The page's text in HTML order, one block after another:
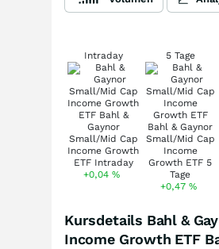
Intraday
+0,04%
5 Tage
+0,47%
Kursdetails Bahl &
Income Growth ETF